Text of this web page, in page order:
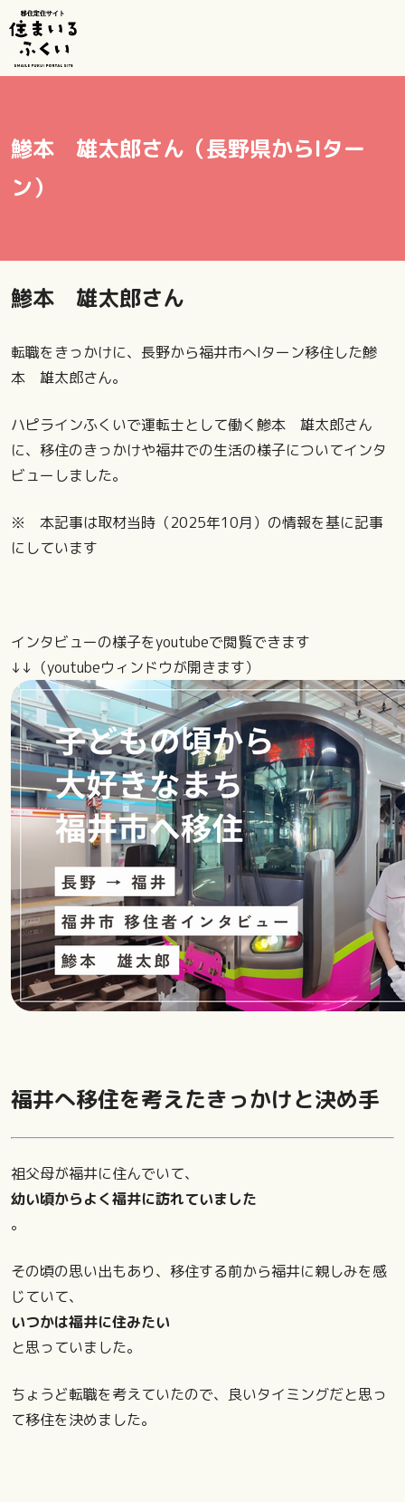
鯵本 雄太郎さん（長野県からIター
ン）
鯵本 雄太郎さん
転職をきっかけに、長野から福井市へIターン移住した鯵
本 雄太郎さん。
ハピラインふくいで運転士として働く鯵本 雄太郎さん
に、移住のきっかけや福井での生活の様子についてインタ
ビューしました。
※ 本記事は取材当時（2025年10月）の情報を基に記事
にしています
インタビューの様子をyoutubeで閲覧できます
↓↓（youtubeウィンドウが開きます）
福井へ移住を考えたきっかけと決め手
祖父母が福井に住んでいて、
幼い頃からよく福井に訪れていました
。
その頃の思い出もあり、移住する前から福井に親しみを感
じていて、
いつかは福井に住みたい
と思っていました。
ちょうど転職を考えていたので、良いタイミングだと思っ
て移住を決めました。